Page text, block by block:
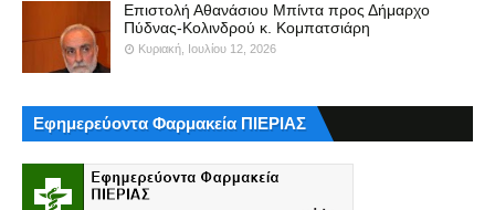
Επιστολή Αθανάσιου Μπίντα προς Δήμαρχο
Πύδνας-Κολινδρού κ. Κομπατσιάρη
Κυριακή, Ιουλίου 12, 2026
Εφημερεύοντα Φαρμακεία ΠΙΕΡΙΑΣ